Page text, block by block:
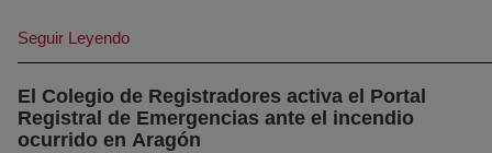
Seguir Leyendo
El Colegio de Registradores activa el Portal
Registral de Emergencias ante el incendio
ocurrido en Aragón